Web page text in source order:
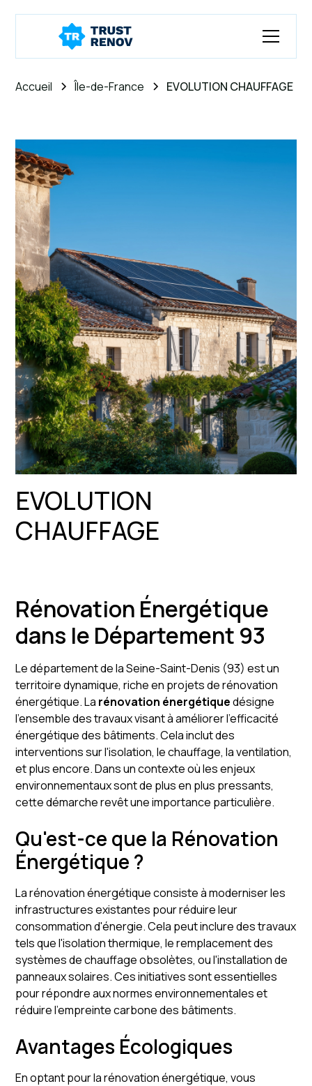
Accueil Île-de-France EVOLUTION CHAUFFAGE
EVOLUTION
CHAUFFAGE
Rénovation Énergétique
dans le Département 93
Le département de la Seine-Saint-Denis (93) est un
territoire dynamique, riche en projets de rénovation
énergétique. La rénovation énergétiquedésigne
l'ensemble des travaux visant à améliorer l'efficacité
énergétique des bâtiments. Cela inclut des
interventions sur l'isolation, le chauffage, la ventilation,
et plus encore. Dans un contexte où les enjeux
environnementaux sont de plus en plus pressants,
cette démarche revêt une importance particulière.
Qu'est-ce que la Rénovation
Énergétique ?
La rénovation énergétique consiste à moderniser les
infrastructures existantes pour réduire leur
consommation d'énergie. Cela peut inclure des travaux
tels que l'isolation thermique, le remplacement des
systèmes de chauffage obsolètes, ou l'installation de
panneaux solaires. Ces initiatives sont essentielles
pour répondre aux normes environnementales et
réduire l'empreinte carbone des bâtiments.
Avantages Écologiques
En optant pour la rénovation énergétique, vous